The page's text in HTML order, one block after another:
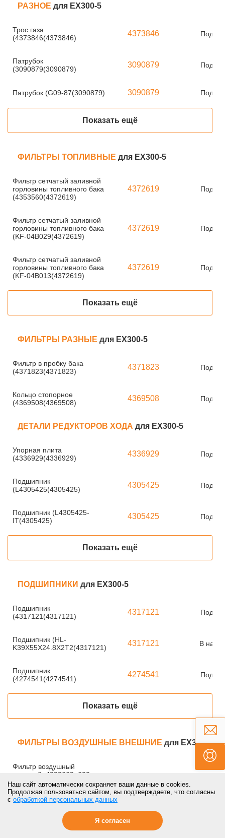
РАЗНОЕ для EX300-5
Трос газа
(4373846(4373846)
4373846 Под
Патрубок
(3090879(3090879)
3090879 Под
Патрубок (G09-87(3090879) 3090879 Под
Показать ещё
ФИЛЬТРЫ ТОПЛИВНЫЕ для EX300-5
Фильтр сетчатый заливной
горловины топливного бака
(4353560(4372619)
4372619 Под
Фильтр сетчатый заливной
горловины топливного бака
(KF-04B029(4372619)
4372619 Под
Фильтр сетчатый заливной
горловины топливного бака
(KF-04B013(4372619)
4372619 Под
Показать ещё
ФИЛЬТРЫ РАЗНЫЕ для EX300-5
Фильтр в пробку бака
(4371823(4371823)
4371823 Под
Кольцо стопорное
(4369508(4369508)
4369508 Под
ДЕТАЛИ РЕДУКТОРОВ ХОДА для EX300-5
Упорная плита
(4336929(4336929)
4336929 Под
Подшипник
(L4305425(4305425)
4305425 Под
Подшипник (L4305425-
IT(4305425)
4305425 Под
Показать ещё
ПОДШИПНИКИ для EX300-5
Подшипник
(4317121(4317121)
4317121 Под
Подшипник (HL-
K39X55X24.8X2T2(4317121)
4317121 В
Подшипник
(4274541(4274541)
4274541 Под
Показать ещё
ФИЛЬТРЫ ВОЗДУШНЫЕ ВНЕШНИЕ для EX300-5
Фильтр воздушный
внешний, 4237663, 600-
181-4300
(L4146898(4146898)
Фильтр воздушный
внешний, 4237663, 600-
181-4300 (4146898-
4146898
Наш сайт автоматически сохраняет ваши данные в cookies.
Продолжая пользоваться сайтом, вы подтверждаете, что согласны
с обработкой персональных данных
Я согласен